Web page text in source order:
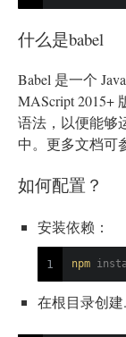
什么是babel
Babel 是一个
MAScript 2015+
语法，以便能够
中。更多文档可
如何配置？
安装依赖：
1 npm
在根目录创